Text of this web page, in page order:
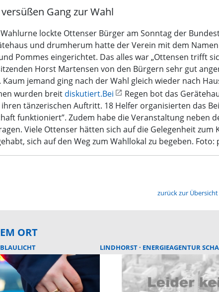
Gang zur Wahl
lockte Ottenser Bürger am Sonntag der
und drumherum hatte der Verein mit dem
Pommes eingerichtet. Das alles war „Ottensen trifft
Horst Martensen von den Bürgern sehr gut
jemand ging nach der Wahl gleich wieder nach
wurden breit diskutiert.Bei
Regen bot das
ihren tänzerischen Auftritt. 18 Helfer organisierten das
funktioniert”. Zudem habe die Veranstaltung neben
Viele Ottenser hätten sich auf die Gelegenheit
sich auf den Weg zum Wahllokal zu begeben. Foto:
zurück zur Übersicht
ORT
BLAULICHT LINDHORST ENERGIEAGENTUR